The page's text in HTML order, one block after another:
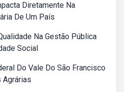
Diretamente Na
De Um País
Na Gestão Pública
Social
Do Vale Do São Francisco
Agrárias